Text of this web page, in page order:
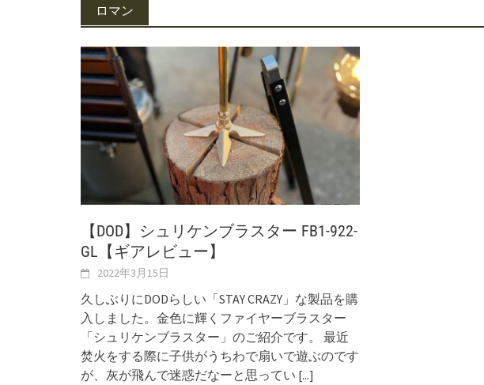
ロマン
【DOD】シュリケンブラスター FB1-922-
GL【ギアレビュー】
2022年3月15日
久しぶりにDODらしい「STAY CRAZY」な製品を購
入しました。金色に輝くファイヤーブラスター
「シュリケンブラスター」のご紹介です。 最近
焚火をする際に子供がうちわで扇いで遊ぶのです
が、灰が飛んで迷惑だなーと思ってい [...]